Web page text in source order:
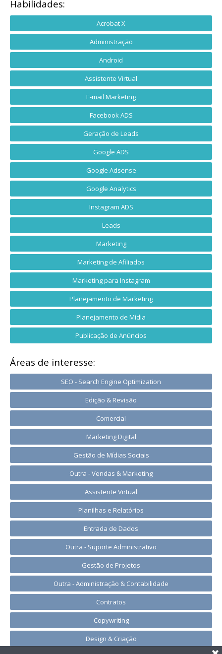
Habilidades:
Acrobat X
Administração
Android
Assistente Virtual
E-mail Marketing
Facebook ADS
Geração de Leads
Google ADS
Google Adsense
Google Analytics
Instagram ADS
Leads
Marketing
Marketing de Afiliados
Marketing para Instagram
Planejamento de Marketing
Planejamento de Mídia
Publicação de Anúncios
Áreas de interesse:
SEO - Search Engine Optimization
Edição & Revisão
Comercial
Marketing Digital
Gestão de Mídias Sociais
Outra - Vendas & Marketing
Assistente Virtual
Planilhas e Relatórios
Entrada de Dados
Outra - Suporte Administrativo
Gestão de Projetos
Outra - Administração & Contabilidade
Contratos
Copywriting
Design & Criação